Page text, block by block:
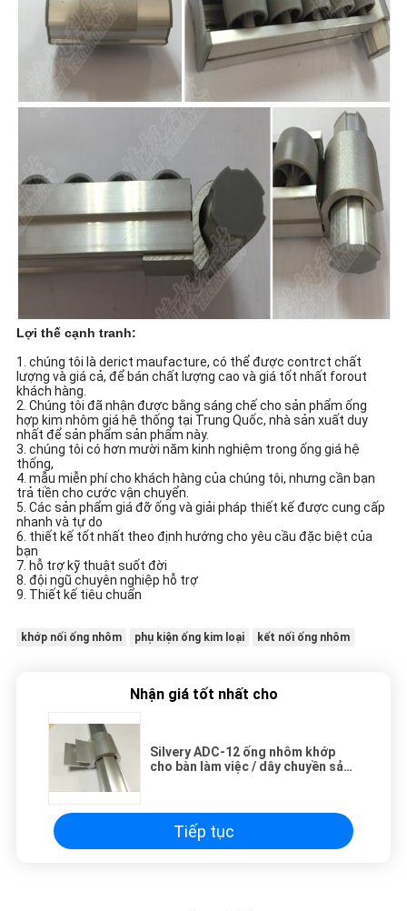
Lợi thế cạnh tranh:
1. chúng tôi là derict maufacture, có thể được contrct chất
lượng và giá cả, để bán chất lượng cao và giá tốt nhất forout
khách hàng.
2. Chúng tôi đã nhận được bằng sáng chế cho sản phẩm ống
hợp kim nhôm giá hệ thống tại Trung Quốc, nhà sản xuất duy
nhất để sản phẩm sản phẩm này.
3. chúng tôi có hơn mười năm kinh nghiệm trong ống giá hệ
thống,
4. mẫu miễn phí cho khách hàng của chúng tôi, nhưng cần bạn
trả tiền cho cước vận chuyển.
5. Các sản phẩm giá đỡ ống và giải pháp thiết kế được cung cấp
nhanh và tự do
6. thiết kế tốt nhất theo định hướng cho yêu cầu đặc biệt của
bạn
7. hỗ trợ kỹ thuật suốt đời
8. đội ngũ chuyên nghiệp hỗ trợ
9. Thiết kế tiêu chuẩn
khớp nối ống nhôm phụ kiện ống kim loại kết nối ống nhôm
Nhận giá tốt nhất cho
Silvery ADC-12 ống nhôm khớp
cho bàn làm việc / dây chuyền sản
Tiếp tục